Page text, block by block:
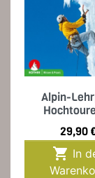
Alpin-
Preis
29,90
